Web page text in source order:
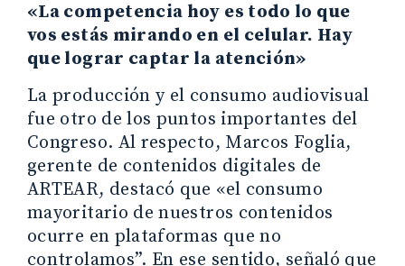
«La competencia hoy es todo lo que
vos estás mirando en el celular. Hay
que lograr captar la atención»
La producción y el consumo audiovisual
fue otro de los puntos importantes del
Congreso. Al respecto, Marcos Foglia,
gerente de contenidos digitales de
ARTEAR, destacó que «el consumo
mayoritario de nuestros contenidos
ocurre en plataformas que no
controlamos”. En ese sentido, señaló que